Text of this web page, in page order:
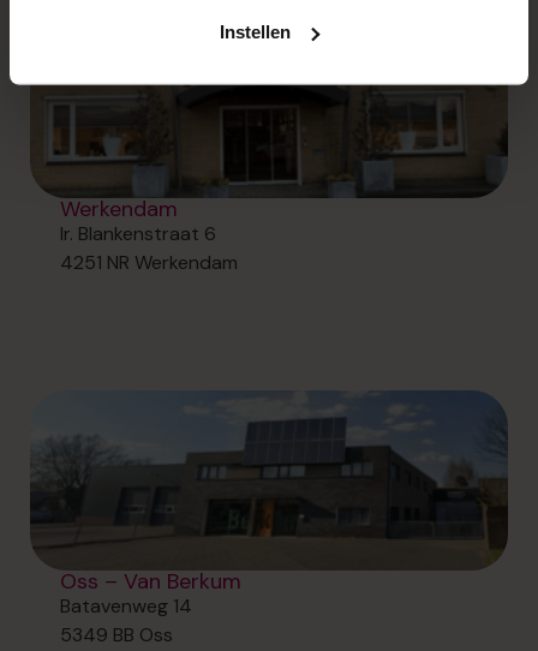
informatie op de websites vanE.ON groep
cookievoorkeuren aan.
Instellen
Werkendam
Ir. Blankenstraat 6
4251 NR Werkendam
Oss – Van Berkum
Batavenweg 14
5349 BB Oss